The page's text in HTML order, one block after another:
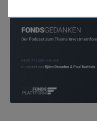
Name
CPref